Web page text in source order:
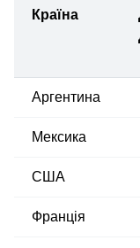
Країна
Аргентина
Мексика
США
Франція